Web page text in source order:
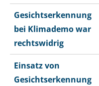
Gesichtserkennung
bei Klimademo war
rechtswidrig
Einsatz von
Gesichtserkennung